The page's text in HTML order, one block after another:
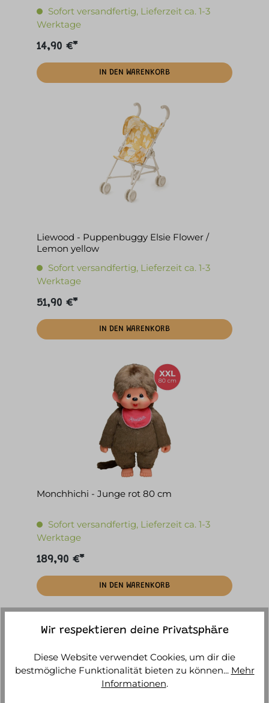
Sofort versandfertig, Lieferzeit ca. 1-3
Werktage
14,90 €*
IN DEN WARENKORB
Liewood - Puppenbuggy Elsie Flower /
Lemon yellow
Sofort versandfertig, Lieferzeit ca. 1-3
Werktage
51,90 €*
IN DEN WARENKORB
Monchhichi - Junge rot 80 cm
Sofort versandfertig, Lieferzeit ca. 1-3
Werktage
189,90 €*
IN DEN WARENKORB
Wir respektieren deine Privatsphäre
Diese Website verwendet Cookies, um dir die
bestmögliche Funktionalität bieten zu können... Mehr
Informationen.